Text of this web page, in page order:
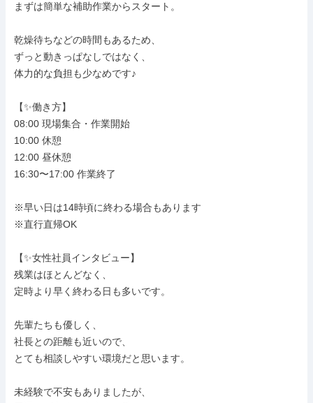
まずは簡単な補助作業からスタート。
乾燥待ちなどの時間もあるため、
ずっと動きっぱなしではなく、
体力的な負担も少なめです♪
【✨働き方】
08:00 現場集合・作業開始
10:00 休憩
12:00 昼休憩
16:30〜17:00 作業終了
※早い日は14時頃に終わる場合もあります
※直行直帰OK
【✨女性社員インタビュー】
残業はほとんどなく、
定時より早く終わる日も多いです。
先輩たちも優しく、
社長との距離も近いので、
とても相談しやすい環境だと思います。
未経験で不安もありましたが、